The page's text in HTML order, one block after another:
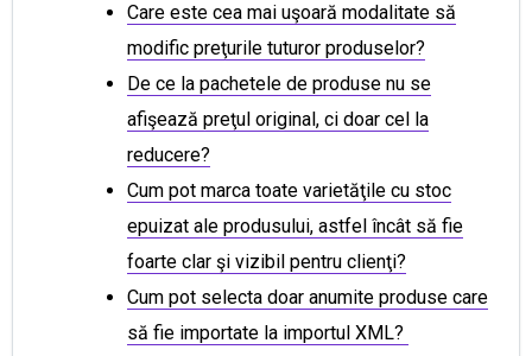
Care este cea mai uşoară modalitate să
modific preţurile tuturor produselor?
De ce la pachetele de produse nu se
afişează preţul original, ci doar cel la
reducere?
Cum pot marca toate varietăţile cu stoc
epuizat ale produsului, astfel încât să fie
foarte clar şi vizibil pentru clienţi?
Cum pot selecta doar anumite produse care
să fie importate la importul XML?